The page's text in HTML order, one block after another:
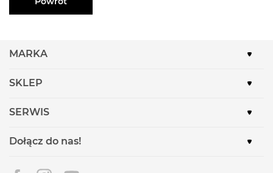
MARKA
SKLEP
SERWIS
Dołącz do nas!